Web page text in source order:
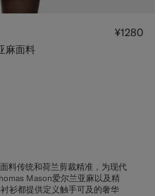
麻面料
¥1280
料传统和荷兰剪裁精准，为现代
Mason爱尔兰亚麻以及精
衫都提供定义触手可及的奢华